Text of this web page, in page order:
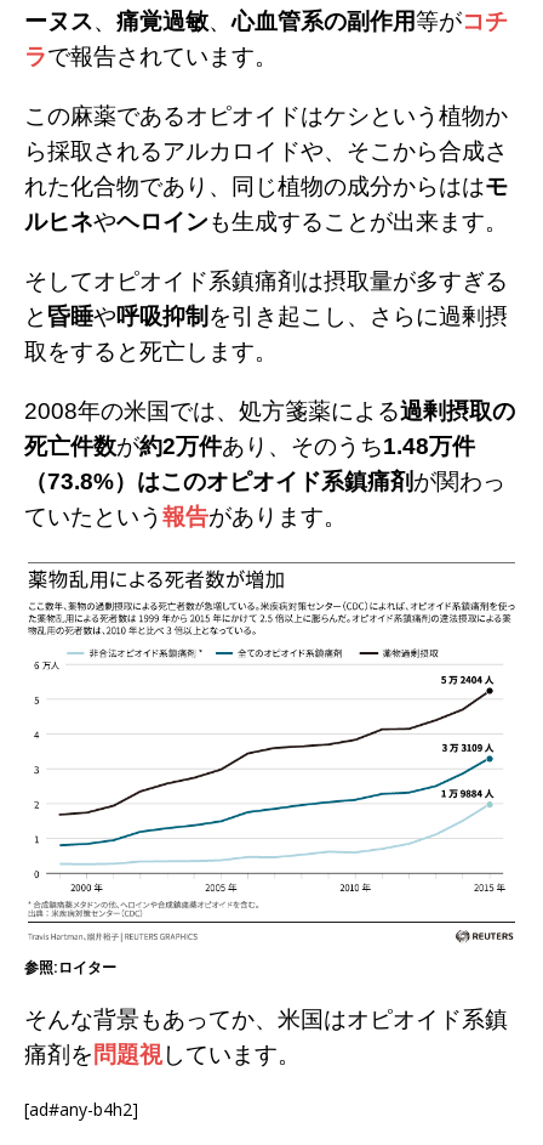
ーヌス、 痛覚過敏、心血管系の副作用等がコチ
ラで報告されています。
この麻薬であるオピオイドはケシという植物か
ら採取されるアルカロイドや、そこから合成さ
れた化合物であり、同じ植物の成分からははモ
ルヒネやヘロインも生成することが出来ます。
そしてオピオイド系鎮痛剤は摂取量が多すぎる
と 昏睡や呼吸抑制 を引き起こし、さらに過剰摂
取をすると死亡します。
2008年の米国では、処方箋薬による過剰摂取の
死亡件数が約2万件あり、そのうち1.48万件
（73.8%）はこのオピオイド系鎮痛剤が関わっ
ていたという 報告があります。
参照:ロイター
そんな背景もあってか、米国はオピオイド系鎮
痛剤を 問題視しています。
[ad#any-b4h2]